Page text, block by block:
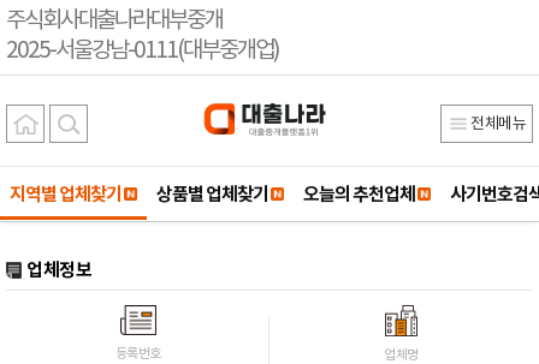
주식회사대출나라대부중개
2025-서울강남-0111(대부중개업)
전체메뉴
지역별 업체찾기 상품별 업체찾기 오늘의 추천업체 사기번호검
업체정보
등록번호 업체명